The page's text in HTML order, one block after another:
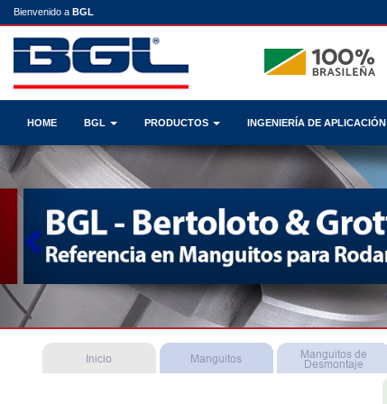
Bienvenido a BGL
HOME BGL PRODUCTOS INGENIERÍA DE APLICACIÓN
Previous